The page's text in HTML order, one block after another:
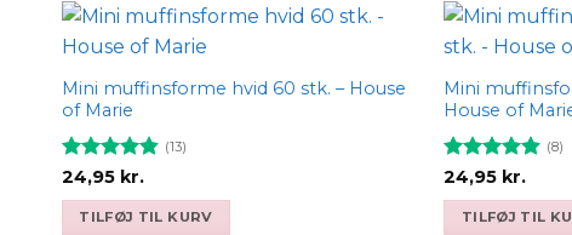
wishlist
Mini muffinsforme hvid 60 stk. – House
of Marie
Vurderet
(13)
24,95 kr.
TILFØJ TIL KURV
Mini
House of
Vurderet
(8)
24,95 kr.
TILFØJ TIL